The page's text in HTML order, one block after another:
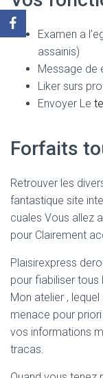
Examen a
assainis)
Message de
Liker surs
Envoyer Le
Forfaits
Retrouver les
fantastique site
cuales Vous allez
pour Clairement
Plaisirexpress
pour fiabiliser tous
Mon atelier ,
menace pour
vos informations
tracas.